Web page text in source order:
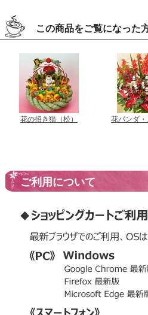
この商品をご覧になった
花の招き猫（松） 花パンダ
ご利用について